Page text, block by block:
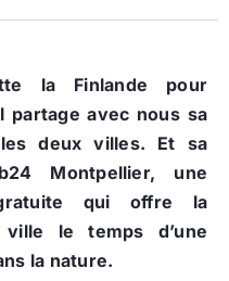
la Finlande pour
partage avec nous sa
deux villes. Et sa
Montpellier, une
qui offre la
le temps d’une
la nature.